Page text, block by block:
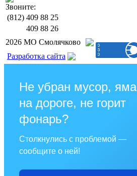
Звоните:
(812) 409 88 25
409 88 26
2026 МО Смолячково
Разработка сайта
Не убран мусор, яма
на дороге, не горит
фонарь?
Столкнулись с проблемой —
сообщите о ней!